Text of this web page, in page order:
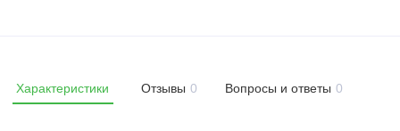
Характеристики Отзывы 0 Вопросы и ответы 0